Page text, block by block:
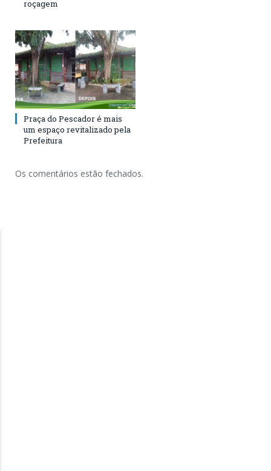
roçagem
Praça do Pescador é mais
um espaço revitalizado pela
Prefeitura
Os comentários estão fechados.